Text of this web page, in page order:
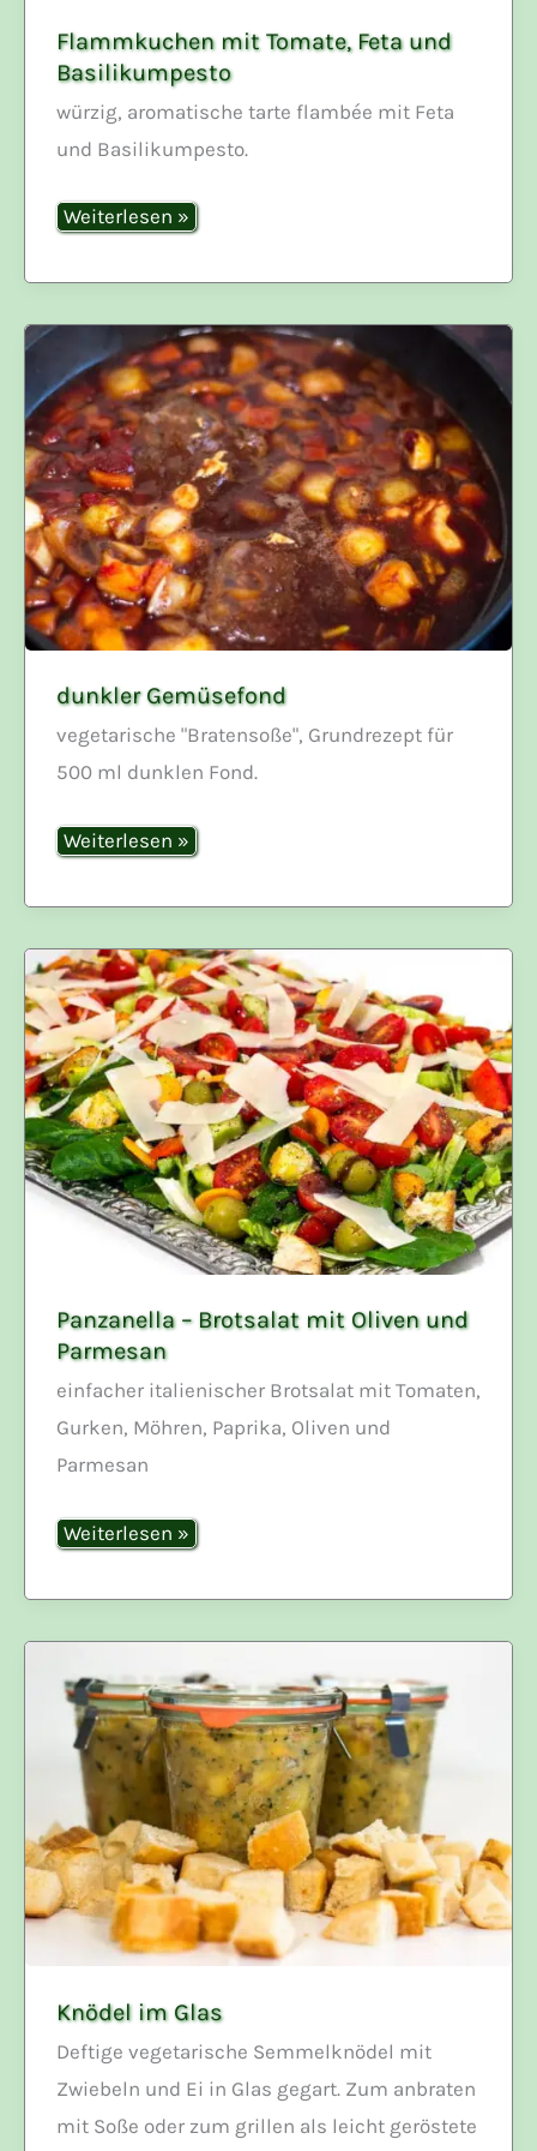
Flammkuchen mit Tomate, Feta und
Basilikumpesto
würzig, aromatische tarte flambée mit Feta
und Basilikumpesto.
Flammkuchen
mit
und
Weiterlesen »
dunkler Gemüsefond
vegetarische "Bratensoße", Grundrezept für
500 ml dunklen Fond.
dunkler
Gemüsefond
Weiterlesen »
Panzanella – Brotsalat mit Oliven und
Parmesan
einfacher italienischer Brotsalat mit Tomaten,
Gurken, Möhren, Paprika, Oliven und
Parmesan
Panzanella
–
Oliven
Weiterlesen »
Knödel im Glas
Deftige vegetarische Semmelknödel mit
Zwiebeln und Ei in Glas gegart. Zum anbraten
mit Soße oder zum grillen als leicht geröstete